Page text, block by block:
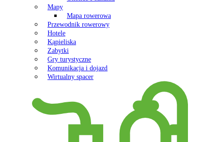
Mapy
Mapa rowerowa
Przewodnik rowerowy
Hotele
Kąpieliska
Zabytki
Gry turystyczne
Komunikacja i dojazd
Wirtualny spacer